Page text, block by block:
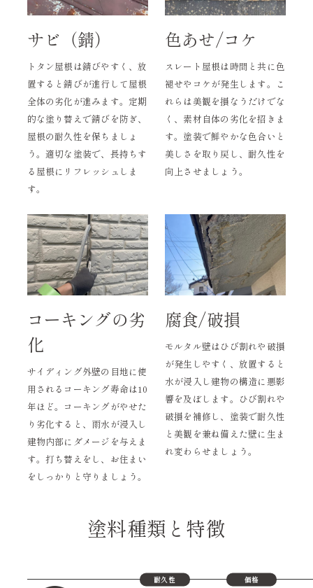
サビ（錆）
トタン屋根は錆びやすく、放
置すると錆びが進行して屋根
全体の劣化が進みます。定期
的な塗り替えで錆びを防ぎ、
屋根の耐久性を保ちましょ
う。適切な塗装で、長持ちす
る屋根にリフレッシュしま
す。
色あせ/コケ
スレート屋根は時間と共に色
褪せやコケが発生します。こ
れらは美観を損なうだけでな
く、素材自体の劣化を招きま
す。塗装で鮮やかな色合いと
美しさを取り戻し、耐久性を
向上させましょう。
コーキングの劣
化
サイディング外壁の目地に使
用されるコーキング寿命は10
年ほど。コーキングがやせた
り劣化すると、雨水が浸入し
建物内部にダメージを与えま
す。打ち替えをし、お住まい
をしっかりと守りましょう。
腐食/破損
モルタル壁はひび割れや破損
が発生しやすく、放置すると
水が浸入し建物の構造に悪影
響を及ぼします。ひび割れや
破損を補修し、塗装で耐久性
と美観を兼ね備えた壁に生ま
れ変わらせましょう。
塗料種類と特徴
耐久性 価格